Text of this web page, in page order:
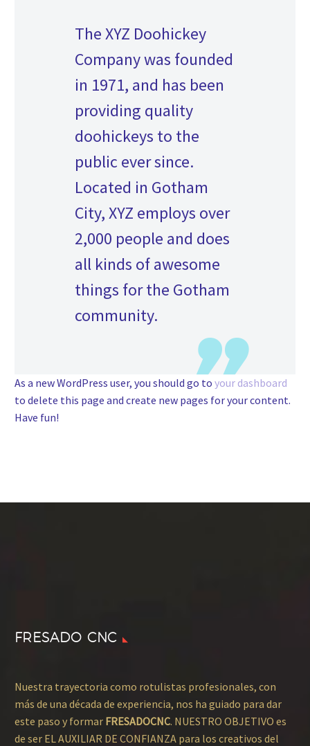
The XYZ Doohickey
Company was founded
in 1971, and has been
providing quality
doohickeys to the
public ever since.
Located in Gotham
City, XYZ employs over
2,000 people and does
all kinds of awesome
things for the Gotham
community.
As a new WordPress user, you should go to your dashboard
to delete this page and create new pages for your content.
Have fun!
FRESADO CNC
Nuestra trayectoria como rotulistas profesionales, con
más de una década de experiencia, nos ha guiado para dar
este paso y formar FRESADOCNC. NUESTRO OBJETIVO es
de ser EL AUXILIAR DE CONFIANZA para los creativos del